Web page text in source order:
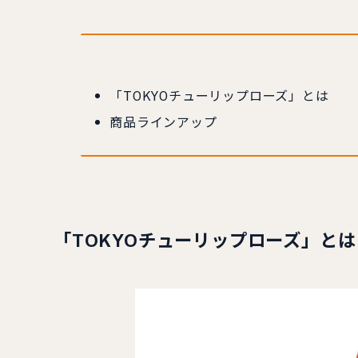
「TOKYOチューリップローズ」とは
商品ラインアップ
「TOKYOチューリップローズ」とは